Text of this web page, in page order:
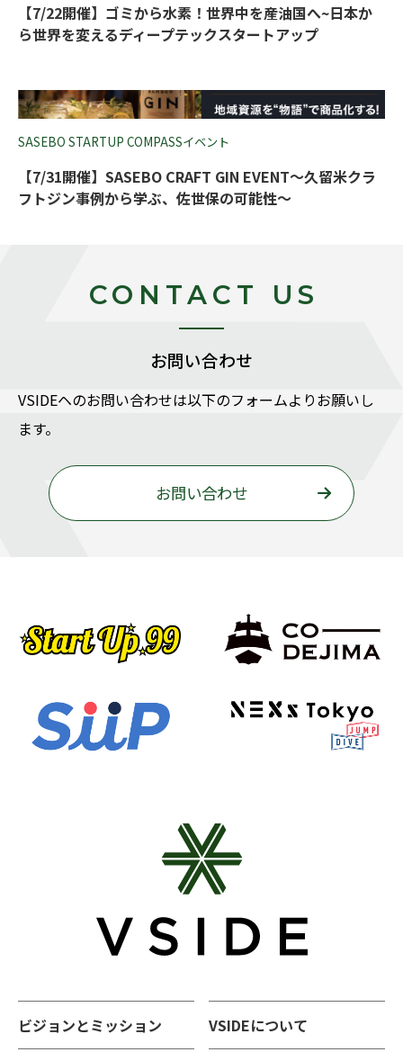
【7/22開催】ゴミから水素！世界中を産油国へ~日本か
ら世界を変えるディープテックスタートアップ
SASEBO STARTUP COMPASSイベント
【7/31開催】SASEBO CRAFT GIN EVENT～久留米クラ
フトジン事例から学ぶ、佐世保の可能性～
CONTACT US
お問い合わせ
VSIDEヘのお問い合わせは以下のフォームよりお願いし
ます。
お問い合わせ
ビジョンとミッション VSIDEについて